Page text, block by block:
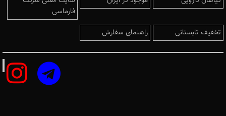
فارماسی
تخفیف تابستانی
راهنمای سفارش